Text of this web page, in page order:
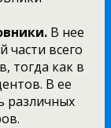
В нее
части всего
тогда как в
В ее
различных